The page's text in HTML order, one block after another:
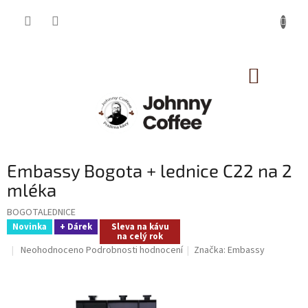
Embassy Bogota + lednice C22 na 2
mléka
BOGOTALEDNICE
Novinka + Dárek Sleva na kávu
na celý rok
Průměrné
Neohodnoceno Podrobnosti hodnocení Značka:Embassy